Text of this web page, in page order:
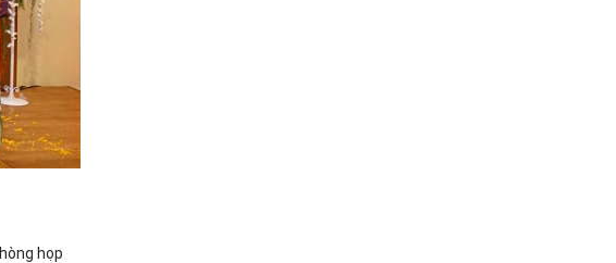
họp